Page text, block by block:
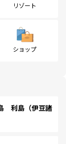
リゾート
ショップ
利島（伊豆諸